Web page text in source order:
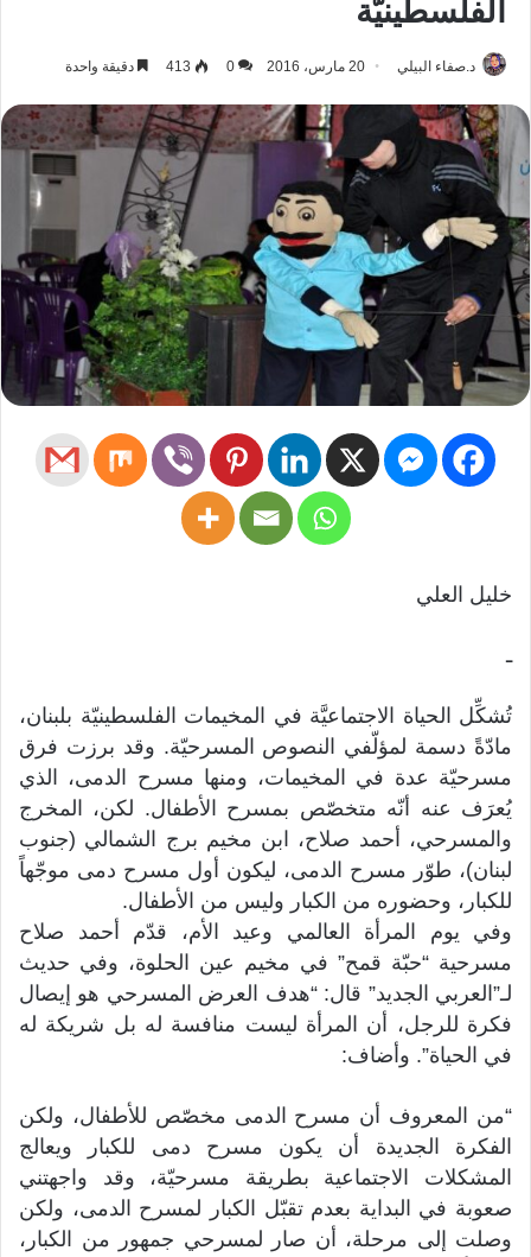
الفلسطينيّة
د.صفاء البيلي 20 مارس، 2016 0
413 دقيقة واحدة
خليل العلي
ـ
تُشكِّل الحياة الاجتماعيَّة في المخيمات الفلسطينيّة بلبنان،
مادّةً دسمة لمؤلّفي النصوص المسرحيّة. وقد برزت فرق
مسرحيّة عدة في المخيمات، ومنها مسرح الدمى، الذي
يُعرَف عنه أنّه متخصّص بمسرح الأطفال. لكن، المخرج
والمسرحي، أحمد صلاح، ابن مخيم برج الشمالي (جنوب
لبنان)، طوّر مسرح الدمى، ليكون أول مسرح دمى موجّهاً
للكبار، وحضوره من الكبار وليس من الأطفال.
وفي يوم المرأة العالمي وعيد الأم، قدّم أحمد صلاح
مسرحية “حبّة قمح” في مخيم عين الحلوة، وفي حديث
لـ”العربي الجديد” قال: “هدف العرض المسرحي هو إيصال
فكرة للرجل، أن المرأة ليست منافسة له بل شريكة له
في الحياة”. وأضاف:
“من المعروف أن مسرح الدمى مخصّص للأطفال، ولكن
الفكرة الجديدة أن يكون مسرح دمى للكبار ويعالج
المشكلات الاجتماعية بطريقة مسرحيّة، وقد واجهتني
صعوبة في البداية بعدم تقبّل الكبار لمسرح الدمى، ولكن
وصلت إلى مرحلة، أن صار لمسرحي جمهور من الكبار،